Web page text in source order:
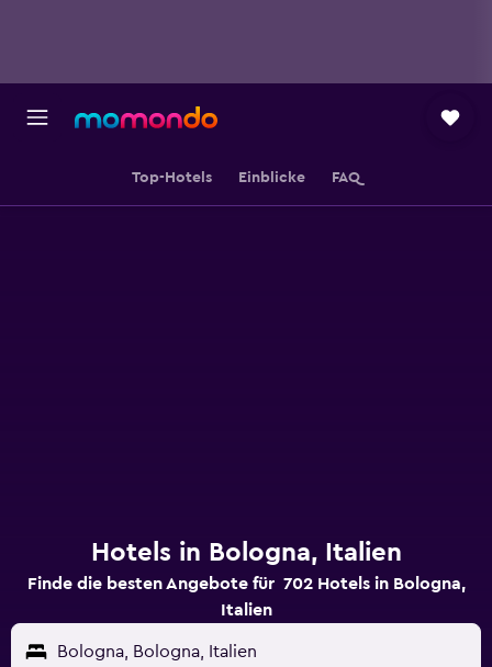
Top-Hotels Einblicke FAQ
Hotels in Bologna, Italien
Finde die besten Angebote für 702 Hotels in Bologna,
Italien
Bologna, Bologna, Italien